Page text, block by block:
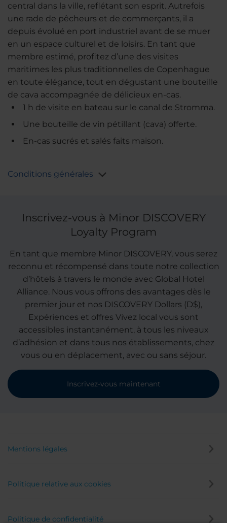
central dans la ville, reflétant son esprit. Autrefois
une rade de pêcheurs et de commerçants, il a
depuis évolué en port industriel avant de se muer
en un espace culturel et de loisirs. En tant que
membre estimé, profitez d’une des visites
maritimes les plus traditionnelles de Copenhague
en toute élégance, tout en dégustant une bouteille
de cava accompagnée de délicieux en-cas.
1 h de visite en bateau sur le canal de Stromma.
Une bouteille de vin pétillant (cava) offerte.
En-cas sucrés et salés faits maison.
Conditions générales
Inscrivez-vous à Minor DISCOVERY
Loyalty Program
En tant que membre Minor DISCOVERY, vous serez
reconnu et récompensé dans toute notre collection
d’hôtels à travers le monde avec Global Hotel
Alliance. Nous vous offrons des avantages dès le
premier jour et nos DISCOVERY Dollars (D$),
Expériences et offres Vivez local vous sont
accessibles instantanément, à tous les niveaux
d’adhésion et dans tous nos établissements, chez
vous ou en déplacement, avec ou sans séjour.
Inscrivez-vous maintenant
Mentions légales
Politique relative aux cookies
Politique de confidentialité